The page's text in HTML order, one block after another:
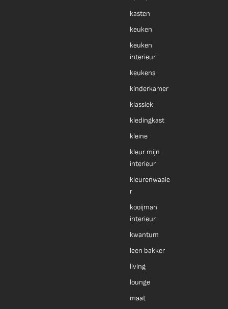
kasten
keuken
keuken
interieur
keukens
kinderkamer
klassiek
kledingkast
kleine
kleur mijn
interieur
kleurenwaaie
r
kooijman
interieur
kwantum
leen bakker
living
lounge
maat